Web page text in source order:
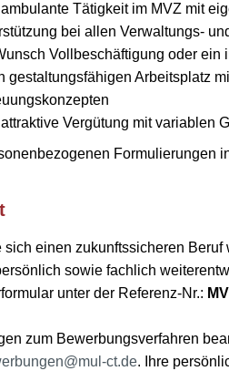
Tätigkeit im MVZ mit
bei allen Verwaltungs-
Vollbeschäftigung oder ein
gestaltungsfähigen Arbeitsplatz
Vergütung mit variablen
Formulierungen
sich einen zukunftssicheren
sowie fachlich
unter der Referenz-Nr.:
zum Bewerbungsverfahren
ct.de. Ihre